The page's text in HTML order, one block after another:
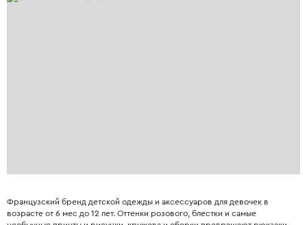
Французский бренд детской одежды и аксессуаров для девочек в
возрасте от 6 мес до 12 лет. Оттенки розового, блестки и самые